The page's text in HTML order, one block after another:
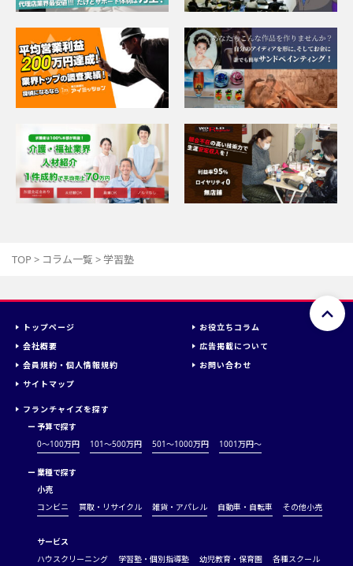
TOP > コラム一覧 >学習塾
トップページ
お役立ちコラム
会社概要
広告掲載について
会員規約・個人情報規約
お問い合わせ
サイトマップ
フランチャイズを探す
ー 予算で探す
0～100万円
101～500万円 501～1000万円 1001万円〜
ー 業種で探す
小売
コンビニ
買取・リサイクル 雑貨・アパレル 自動車・自転車 その他小売
サービス
ハウスクリーニング
学習塾・個別指導塾 幼児教育・保育園
各種スクール